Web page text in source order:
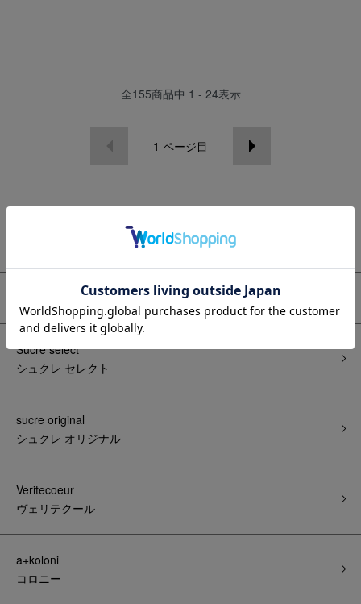
全155商品中 1 - 24表示
1 ページ目
Sucre select*
シュクレ セレクト
sucre original
シュクレ オリジナル
Veritecoeur
ヴェリテクール
a+koloni
コロニー